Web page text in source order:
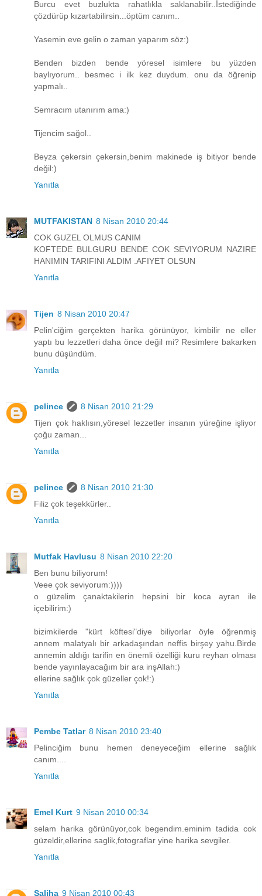
Burcu evet buzlukta rahatlıkla saklanabilir..İstediğinde
çözdürüp kızartabilirsin...öptüm canım..
Yasemin eve gelin o zaman yaparım söz:)
Benden bizden bende yöresel isimlere bu yüzden
baylıyorum.. besmec i ilk kez duydum. onu da öğrenip
yapmalı..
Semracım utanırım ama:)
Tijencim sağol..
Beyza çekersin çekersin,benim makinede iş bitiyor bende
değil:)
Yanıtla
MUTFAKISTAN 8 Nisan 2010 20:44
COK GUZEL OLMUS CANIM
KOFTEDE BULGURU BENDE COK SEVIYORUM NAZIRE
HANIMIN TARIFINI ALDIM .AFIYET OLSUN
Yanıtla
Tijen 8 Nisan 2010 20:47
Pelin'ciğim gerçekten harika görünüyor, kimbilir ne eller
yaptı bu lezzetleri daha önce değil mi? Resimlere bakarken
bunu düşündüm.
Yanıtla
pelince
8 Nisan 2010 21:29
Tijen çok haklısın,yöresel lezzetler insanın yüreğine işliyor
çoğu zaman...
Yanıtla
pelince
8 Nisan 2010 21:30
Filiz çok teşekkürler..
Yanıtla
Mutfak Havlusu 8 Nisan 2010 22:20
Ben bunu biliyorum!
Veee çok seviyorum:))))
o güzelim çanaktakilerin hepsini bir koca ayran ile
içebilirim:)
bizimkilerde "kürt köftesi"diye biliyorlar öyle öğrenmiş
annem malatyalı bir arkadaşından neffis birşey yahu.Birde
annemin aldığı tarifin en önemli özelliği kuru reyhan olması
bende yayınlayacağım bir ara inşAllah:)
ellerine sağlık çok güzeller çok!:)
Yanıtla
Pembe Tatlar 8 Nisan 2010 23:40
Pelinciğim bunu hemen deneyeceğim ellerine sağlık
canım....
Yanıtla
Emel Kurt 9 Nisan 2010 00:34
selam harika görünüyor,cok begendim.eminim tadida cok
güzeldir,ellerine saglik,fotograflar yine harika sevgiler.
Yanıtla
Saliha 9 Nisan 2010 00:43